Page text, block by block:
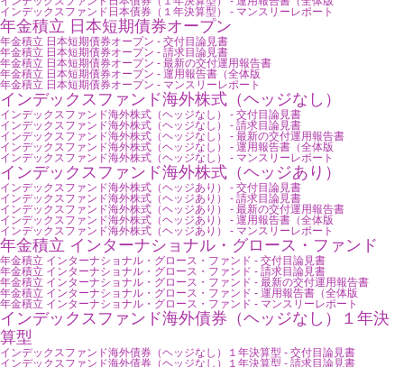
インデックスファンド日本債券（１年決算型） - マンスリーレポート
年金積立 日本短期債券オープン
年金積立 日本短期債券オープン - 交付目論見書
年金積立 日本短期債券オープン - 請求目論見書
年金積立 日本短期債券オープン - 最新の交付運用報告書
年金積立 日本短期債券オープン - 運用報告書（全体版
年金積立 日本短期債券オープン - マンスリーレポート
インデックスファンド海外株式（ヘッジなし）
インデックスファンド海外株式（ヘッジなし） - 交付目論見書
インデックスファンド海外株式（ヘッジなし） - 請求目論見書
インデックスファンド海外株式（ヘッジなし） - 最新の交付運用報告書
インデックスファンド海外株式（ヘッジなし） - 運用報告書（全体版
インデックスファンド海外株式（ヘッジなし） - マンスリーレポート
インデックスファンド海外株式（ヘッジあり）
インデックスファンド海外株式（ヘッジあり） - 交付目論見書
インデックスファンド海外株式（ヘッジあり） - 請求目論見書
インデックスファンド海外株式（ヘッジあり） - 最新の交付運用報告書
インデックスファンド海外株式（ヘッジあり） - 運用報告書（全体版
インデックスファンド海外株式（ヘッジあり） - マンスリーレポート
年金積立 インターナショナル・グロース・ファンド
年金積立 インターナショナル・グロース・ファンド - 交付目論見書
年金積立 インターナショナル・グロース・ファンド - 請求目論見書
年金積立 インターナショナル・グロース・ファンド - 最新の交付運用報告書
年金積立 インターナショナル・グロース・ファンド - 運用報告書（全体版
年金積立 インターナショナル・グロース・ファンド - マンスリーレポート
インデックスファンド海外債券（ヘッジなし）１年決
算型
インデックスファンド海外債券（ヘッジなし）１年決算型 - 交付目論見書
インデックスファンド海外債券（ヘッジなし）１年決算型 - 請求目論見書